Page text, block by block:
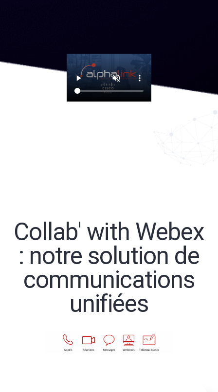
Collab' with Webex
: notre solution de
communications
unifiées